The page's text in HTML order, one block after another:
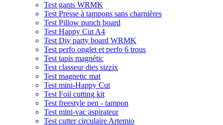
Test gants WRMK
Test Presse à tampons sans charnières
Test Pillow punch board
Test Happy Cut A4
Test Diy party board WRMK
Test perfo onglet et perfo 6 trous
Test tapis magnétic
Test classeur dies sizzix
Test magnetic mat
Test mini-Happy Cut
Test Foil cutting kit
Test freestyle pen - tampon
Test mini-vac aspirateur
Test cutter circulaire Artemio